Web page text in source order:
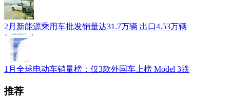
2月新能源乘用车批发销量达31.7万辆 出口4.53万辆
1月全球电动车销量榜：仅3款外国车上榜 Model 3跌
推荐